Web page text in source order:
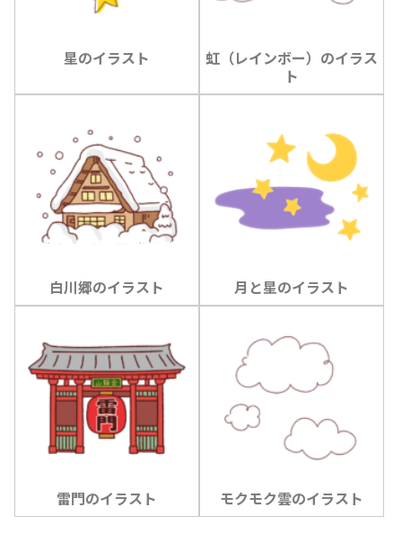
星のイラスト
虹（レインボー）のイラス
ト
白川郷のイラスト 月と星のイラスト
雷門のイラスト モクモク雲のイラスト